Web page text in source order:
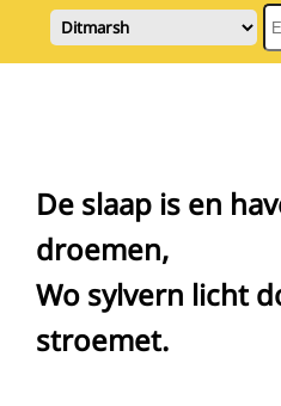
De slaap is en
droemen,
Wo sylvern licht
stroemet.